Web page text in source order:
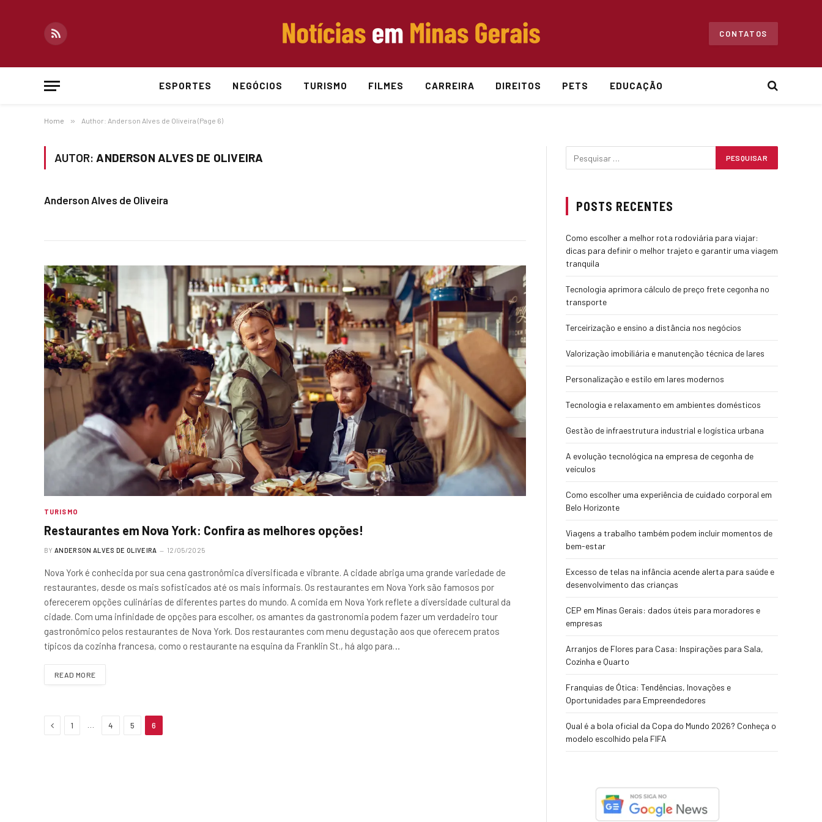
RSS
CONTATOS
ESPORTES NEGÓCIOS TURISMO FILMES CARREIRA DIREITOS PETS EDUCAÇÃO
Home » Author: Anderson Alves de Oliveira (Page 6)
AUTOR: ANDERSON ALVES DE OLIVEIRA
Anderson Alves de Oliveira
TURISMO
Restaurantes em Nova York: Confira as melhores opções!
BY ANDERSON ALVES DE OLIVEIRA 12/05/2025
Nova York é conhecida por sua cena gastronômica diversificada e vibrante. A cidade abriga uma grande variedade de
restaurantes, desde os mais sofisticados até os mais informais. Os restaurantes em Nova York são famosos por
oferecerem opções culinárias de diferentes partes do mundo. A comida em Nova York reflete a diversidade cultural da
cidade. Com uma infinidade de opções para escolher, os amantes da gastronomia podem fazer um verdadeiro tour
gastronômico pelos restaurantes de Nova York. Dos restaurantes com menu degustação aos que oferecem pratos
típicos da cozinha francesa, como o restaurante na esquina da Franklin St., há algo para…
READ MORE
Previous
1 4 5 6
POSTS RECENTES
Como escolher a melhor rota rodoviária para viajar:
dicas para definir o melhor trajeto e garantir uma viagem
tranquila
Tecnologia aprimora cálculo de preço frete cegonha no
transporte
Terceirização e ensino a distância nos negócios
Valorização imobiliária e manutenção técnica de lares
Personalização e estilo em lares modernos
Tecnologia e relaxamento em ambientes domésticos
Gestão de infraestrutura industrial e logística urbana
A evolução tecnológica na empresa de cegonha de
veículos
Como escolher uma experiência de cuidado corporal em
Belo Horizonte
Viagens a trabalho também podem incluir momentos de
bem-estar
Excesso de telas na infância acende alerta para saúde e
desenvolvimento das crianças
CEP em Minas Gerais: dados úteis para moradores e
empresas
Arranjos de Flores para Casa: Inspirações para Sala,
Cozinha e Quarto
Franquias de Ótica: Tendências, Inovações e
Oportunidades para Empreendedores
Qual é a bola oficial da Copa do Mundo 2026? Conheça o
modelo escolhido pela FIFA